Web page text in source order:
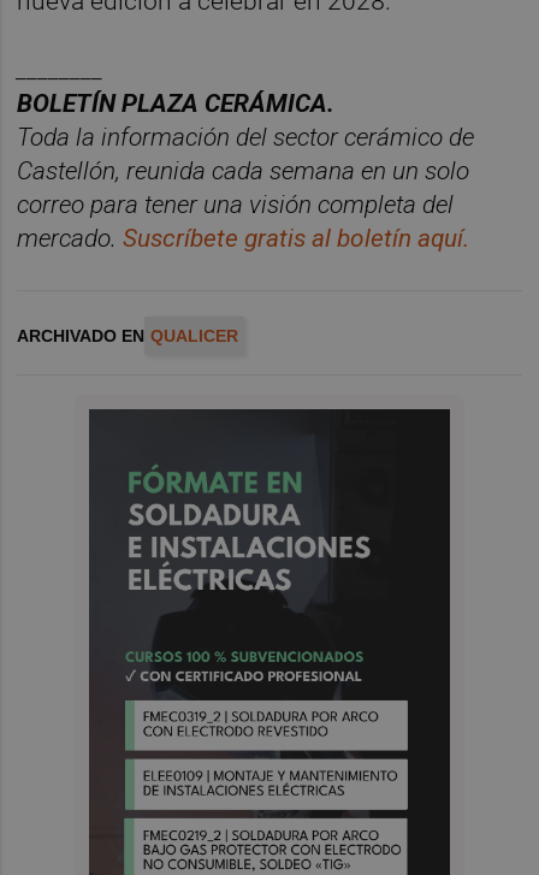
BOLETÍN PLAZA CERÁMICA.
Toda la información del sector cerámico de
Castellón, reunida cada semana en un solo
correo para tener una visión completa del
mercado. Suscríbete gratis alboletín aquí.
ARCHIVADO EN QUALICER